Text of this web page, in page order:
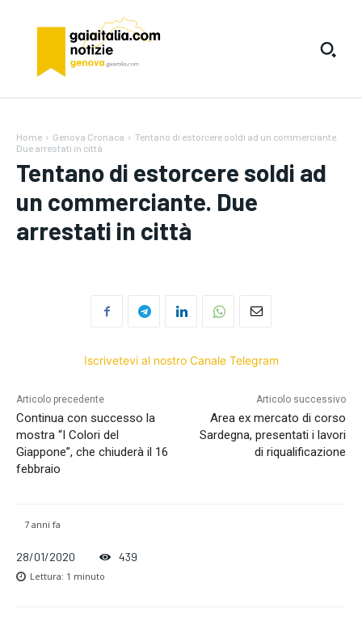
Home Genova Cronaca
Tentano di estorcere soldi ad un commerciante.
Due arrestati in città
Tentano di estorcere soldi ad
un commerciante. Due
arrestati in città
Iscrivetevi al nostro Canale Telegram
Articolo precedente
Continua con successo la
mostra “I Colori del
Giappone”, che chiuderà il 16
febbraio
Articolo successivo
Area ex mercato di corso
Sardegna, presentati i lavori
di riqualificazione
7 anni fa
28/01/2020 439
Lettura: 1 minuto